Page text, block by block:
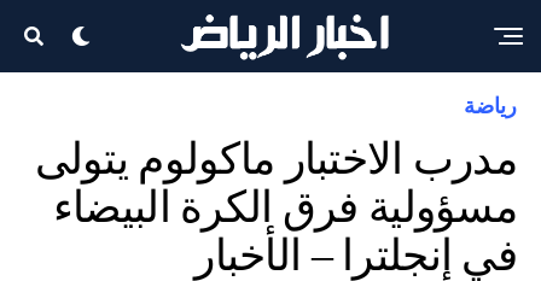
رياضة
مدرب الاختبار ماكولوم يتولى
مسؤولية فرق الكرة البيضاء
في إنجلترا – الأخبار